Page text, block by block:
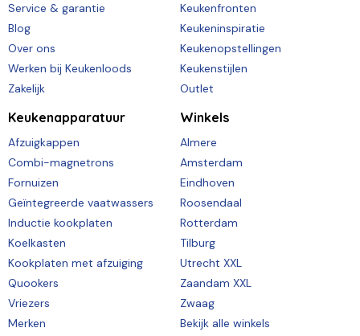
Service & garantie
Blog
Over ons
Werken bij Keukenloods
Zakelijk
Keukenfronten
Keukeninspiratie
Keukenopstellingen
Keukenstijlen
Outlet
Keukenapparatuur
Afzuigkappen
Combi-magnetrons
Fornuizen
Geïntegreerde vaatwassers
Inductie kookplaten
Koelkasten
Kookplaten met afzuiging
Quookers
Vriezers
Merken
Winkels
Almere
Amsterdam
Eindhoven
Roosendaal
Rotterdam
Tilburg
Utrecht XXL
Zaandam XXL
Zwaag
Bekijk alle winkels